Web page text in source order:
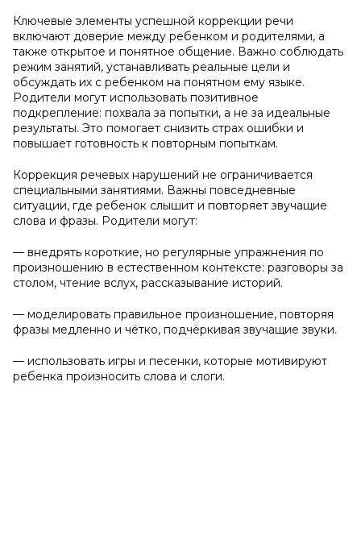
Ключевые элементы успешной коррекции речи
включают доверие между ребенком и родителями, а
также открытое и понятное общение. Важно соблюдать
режим занятий, устанавливать реальные цели и
обсуждать их с ребенком на понятном ему языке.
Родители могут использовать позитивное
подкрепление: похвала за попытки, а не за идеальные
результаты. Это помогает снизить страх ошибки и
повышает готовность к повторным попыткам.
Коррекция речевых нарушений не ограничивается
специальными занятиями. Важны повседневные
ситуации, где ребенок слышит и повторяет звучащие
слова и фразы. Родители могут:
— внедрять короткие, но регулярные упражнения по
произношению в естественном контексте: разговоры за
столом, чтение вслух, рассказывание историй.
— моделировать правильное произношение, повторяя
фразы медленно и чётко, подчёркивая звучащие звуки.
— использовать игры и песенки, которые мотивируют
ребенка произносить слова и слоги.